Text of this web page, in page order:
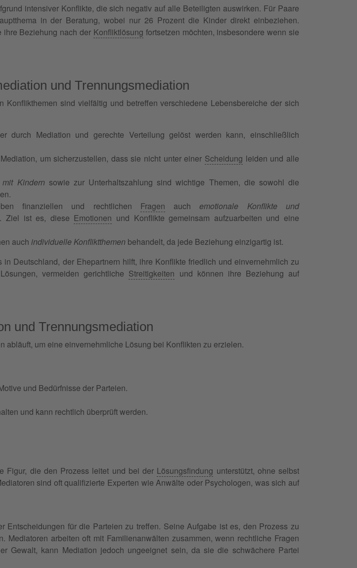
intensiver Konflikte, die sich negativ auf alle Beteiligten auswirken. Für Paare
in der Beratung, wobei nur 26 Prozent die Kinder direkt einbeziehen.
ihre Beziehung nach der Konfliktlösung fortsetzen möchten, insbesondere wenn sie
und Trennungsmediation
sind vielfältig und betreffen verschiedene Lebensbereiche der sich
durch Mediation und gerechte Verteilung gelöst werden kann, einschließlich
um sicherzustellen, dass sie nicht unter einer Scheidung leiden und alle
Kindern sowie zur Unterhaltszahlung sind wichtige Themen, die sowohl die
finanziellen und rechtlichen Fragen auchemotionale Konflikte und
Ziel ist es, diese Emotionen und Konflikte gemeinsam aufzuarbeiten und eine
auch individuelle Konfliktthemen behandelt, da jede Beziehung einzigartig ist.
Deutschland, der Ehepartnern hilft, ihre Konflikte friedlich und einvernehmlich zu
vermeiden gerichtliche Streitigkeiten und können ihre Beziehung auf
und Trennungsmediation
abläuft, um eine einvernehmliche Lösung bei Konflikten zu erzielen.
und Bedürfnisse der Parteien.
und kann rechtlich überprüft werden.
Figur, die den Prozess leitet und bei der Lösungsfindung unterstützt, ohne selbst
sind oft qualifizierte Experten wie Anwälte oder Psychologen, was sich auf
für die Parteien zu treffen. Seine Aufgabe ist es, den Prozess zu
arbeiten oft mit Familienanwälten zusammen, wenn rechtliche Fragen
Gewalt, kann Mediation jedoch ungeeignet sein, da sie die schwächere Partei